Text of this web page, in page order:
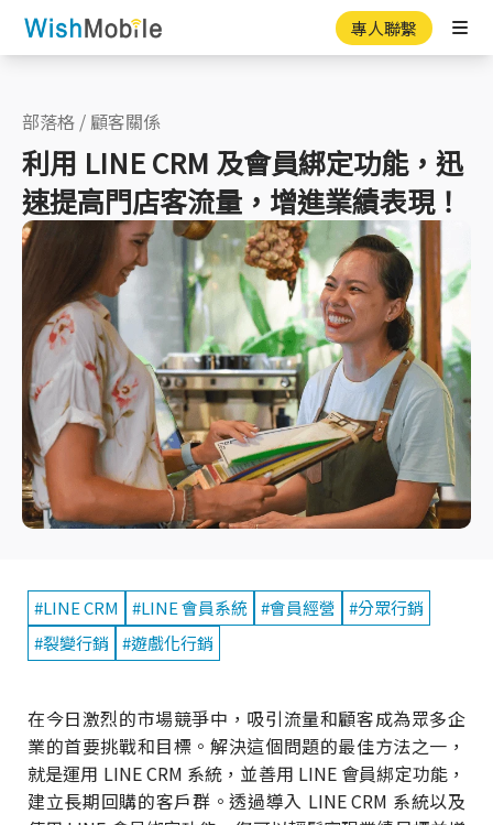
專人聯繫
部落格 / 顧客關係
利用 LINE CRM 及會員綁定功能，迅
速提高門店客流量，增進業績表現！
#LINE CRM #LINE 會員系統 #會員經營
#分眾行銷
#裂變行銷
#遊戲化行銷
在今日激烈的市場競爭中，吸引流量和顧客成為眾多企
業的首要挑戰和目標。解決這個問題的最佳方法之一，
就是運用 LINE CRM 系統，並善用 LINE 會員綁定功能，
建立長期回購的客戶群。透過導入 LINE CRM 系統以及